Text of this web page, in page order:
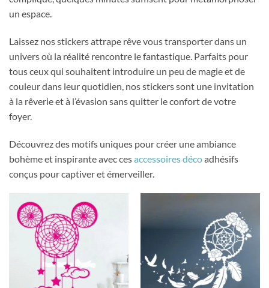
un espace.
Laissez nos stickers attrape rêve vous transporter dans un
univers où la réalité rencontre le fantastique. Parfaits pour
tous ceux qui souhaitent introduire un peu de magie et de
couleur dans leur quotidien, nos stickers sont une invitation
à la rêverie et à l’évasion sans quitter le confort de votre
foyer.
Découvrez des motifs uniques pour créer une ambiance
bohème et inspirante avec cesaccessoires décoadhésifs
conçus pour captiver et émerveiller.